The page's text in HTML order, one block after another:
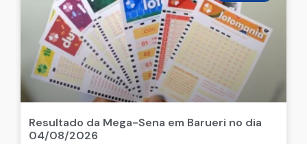
Resultado da Mega-Sena em Barueri no dia
04/08/2026